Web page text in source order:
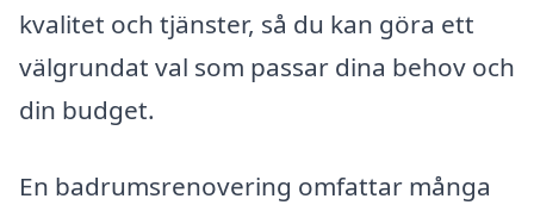
kvalitet och tjänster, så du kan göra ett
välgrundat val som passar dina behov och
din budget.
En badrumsrenovering omfattar många